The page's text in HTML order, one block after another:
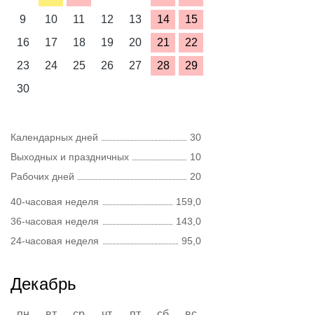
9
10 11 12 13 14
15
16
17 18 19 20 21
22
23
24 25 26 27 28
29
30
Календарных дней
30
Выходных и праздничных
10
Рабочих дней
20
40-часовая неделя
159,0
36-часовая неделя
143,0
24-часовая неделя
95,0
Декабрь